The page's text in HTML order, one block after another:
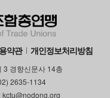
약관 개인정보처리방침
3 경향신문사 14층
2635-1134
kctu@nodong.org